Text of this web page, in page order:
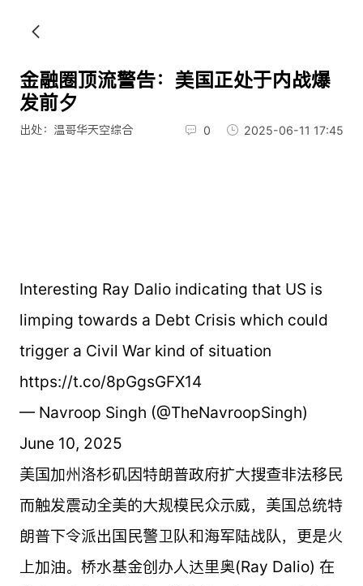
金融圈顶流警告：美国正处于内战爆
发前夕
出处：温哥华天空综合 0 2025-06-11 17:45
Interesting Ray Dalio indicating that US is
limping towards a Debt Crisis which could
trigger a Civil War kind of situation
https://t.co/8pGgsGFX14
— Navroop Singh (@TheNavroopSingh)
June 10, 2025
美国加州洛杉矶因特朗普政府扩大搜查非法移民
而触发震动全美的大规模民众示威，美国总统特
朗普下令派出国民警卫队和海军陆战队，更是火
上加油。桥水基金创办人达里奥(Ray Dalio) 在